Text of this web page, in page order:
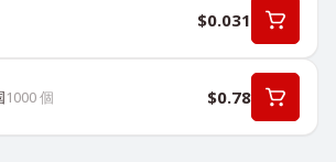
$0.031
1000個 $0.78